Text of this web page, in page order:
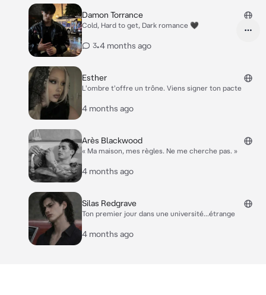
Damon Torrance
Cold, Hard to get, Dark romance 🖤
3•4 months ago
Esther
L'ombre t'offre un trône. Viens signer ton pacte
4 months ago
Arès Blackwood
« Ma maison, mes règles. Ne me cherche pas. »
4 months ago
Silas Redgrave
Ton premier jour dans une université...étrange
4 months ago